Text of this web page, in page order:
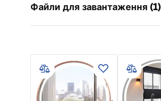
Тип сифона
Довжина зливу (см)
Накладка
Місткість
Файли для завантаження (1)
LINEAR-3.pdf